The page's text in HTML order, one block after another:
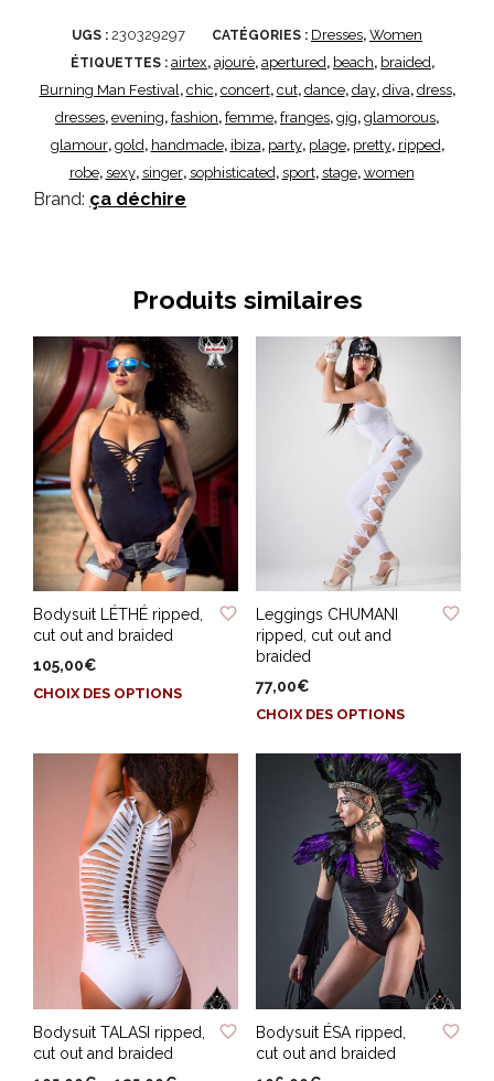
UGS : 230329297 CATÉGORIES : Dresses, Women
ÉTIQUETTES : airtex, ajourè, apertured , beach, braided ,
Burning Man Festival , chic, concert, cut, dance, day, diva, dress,
dresses, evening, fashion, femme, franges, gig, glamorous,
glamour, gold , handmade, ibiza, party, plage, pretty, ripped ,
robe, sexy, singer, sophisticated , sport, stage, women
Brand: ça déchire
Produits similaires
ADD TO WISHLIST
Bodysuit LÉTHÉ ripped,
cut out and braided
105,00€
CHOIX DES OPTIONSCe
plusieurs
variations.
Les
options
peuvent
la
page
du
produit
ADD TO WISHLIST
Leggings CHUMANI
ripped, cut out and
braided
77,00€
CHOIX DES OPTIONSCe
a
plusieurs
variations.
Les
options
peuvent
être
choisies
sur
la
page
ADD TO WISHLIST
Bodysuit TALASI ripped,
cut out and braided
ADD TO WISHLIST
Bodysuit ÉSA ripped,
cut out and braided